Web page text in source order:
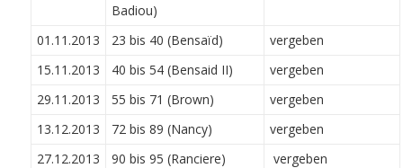
Badiou)
01.11.2013 23 bis 40 (Bensaïd)
vergeben
15.11.2013
40 bis 54 (Bensaid II)
vergeben
29.11.2013
55 bis 71 (Brown)
vergeben
13.12.2013
72 bis 89 (Nancy)
vergeben
27.12.2013
90 bis 95 (Ranciere)
vergeben